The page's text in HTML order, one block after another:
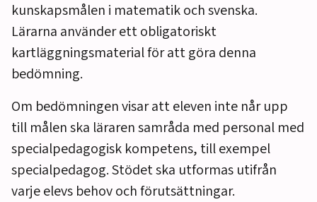
kunskapsmålen i matematik och svenska.
Lärarna använder ett obligatoriskt
kartläggningsmaterial för att göra denna
bedömning.
Om bedömningen visar att eleven inte når upp
till målen ska läraren samråda med personal med
specialpedagogisk kompetens, till exempel
specialpedagog. Stödet ska utformas utifrån
varje elevs behov och förutsättningar.